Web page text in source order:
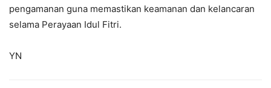
pengamanan guna memastikan keamanan dan kelancaran
selama Perayaan Idul Fitri.
YN